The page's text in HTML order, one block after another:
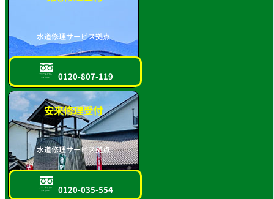
水道修理サービス拠点
フリーダイヤル
スマホOK!! 0120-807-119
安来修理受付
水道修理サービス拠点
フリーダイヤル
スマホOK!! 0120-035-554